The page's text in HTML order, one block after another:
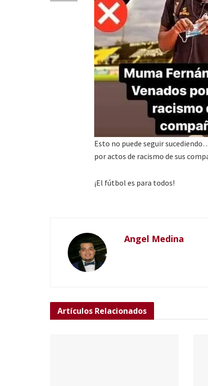
Esto no puede seguir
por actos de racismo de sus
¡El fútbol es para todos!
Angel Medina
Artículos Relacionados